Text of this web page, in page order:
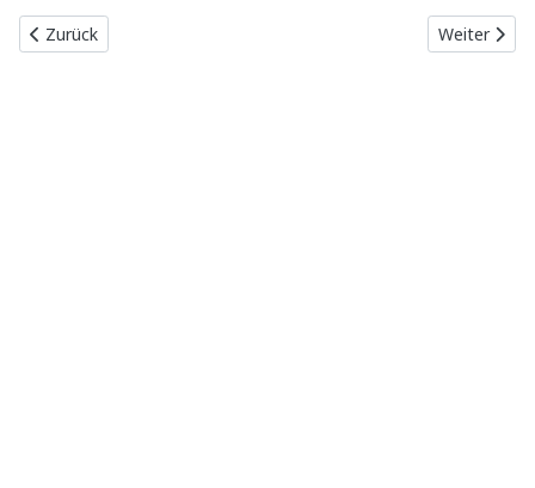
Vorheriger Beitrag: Vorträge (geschützer Bereich)
Zurück Nächster
Weiter